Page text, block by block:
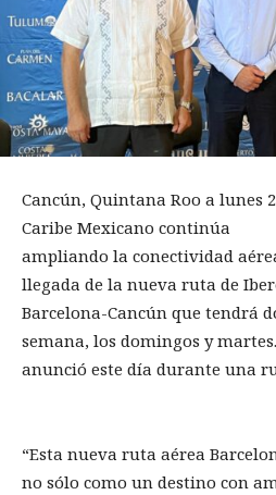
Cancún, Quintana Roo a lunes
Caribe Mexicano continúa
ampliando la conectividad
llegada de la nueva ruta de
Barcelona-Cancún que tendrá
semana, los domingos y
anunció este día durante una
“Esta nueva ruta aérea
no sólo como un destino con